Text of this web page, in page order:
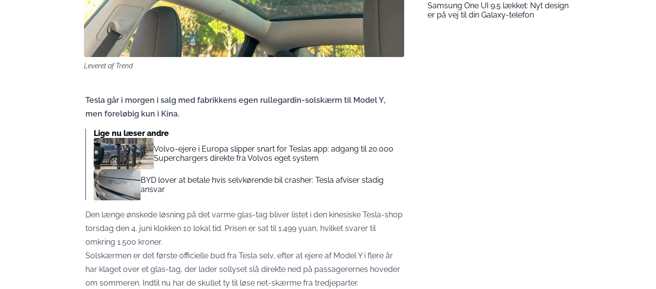
Leveret af Trend
Tesla går i morgen i salg med fabrikkens egen rullegardin-solskærm til Model Y,
men foreløbig kun i Kina.
Lige nu læser andre
Volvo-ejere i Europa slipper snart for Teslas app: adgang til 20.000
Superchargers direkte fra Volvos eget system
BYD lover at betale hvis selvkørende bil crasher: Tesla afviser stadig
ansvar
Den længe ønskede løsning på det varme glas-tag bliver listet i den kinesiske Tesla-shop
torsdag den 4. juni klokken 10 lokal tid. Prisen er sat til 1.499 yuan, hvilket svarer til
omkring 1.500 kroner.
Solskærmen er det første officielle bud fra Tesla selv, efter at ejere af Model Y i flere år
har klaget over et glas-tag, der lader sollyset slå direkte ned på passagerernes hoveder
om sommeren. Indtil nu har de skullet ty til løse net-skærme fra tredjeparter.
Samsung One UI 9.5 lækket: Nyt design
er på vej til din Galaxy-telefon